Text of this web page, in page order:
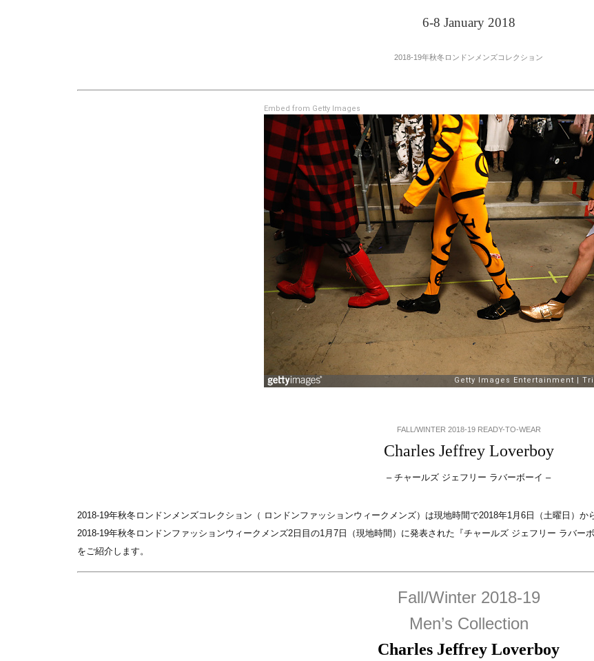
6-8 January 2018
2018-19年秋冬ロンドンメンズコレクション
Embed from Getty Images
FALL/WINTER 2018-19 READY-TO-WEAR
Charles Jeffrey Loverboy
– チャールズ ジェフリー ラバーボーイ –
2018-19年秋冬ロンドンメンズコレクション（ ロンドンファッションウィークメンズ）は現地時間で2018年1月6日（土曜日）か
2018-19年秋冬ロンドンファッションウィークメンズ2日目の1月7日（現地時間）に発表された『チャールズ ジェフリー ラバー
をご紹介します。
Fall/Winter 2018-19
Men’s Collection
Charles Jeffrey Loverboy